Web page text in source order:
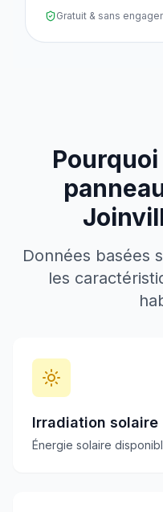
Gratuit & sans
Données basées
les
Irradiation solaire
Énergie solaire